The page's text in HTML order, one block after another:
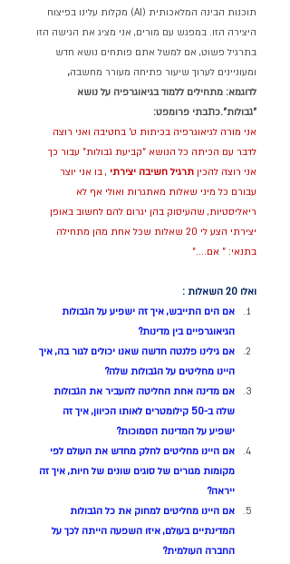
תוכנות הבינה המלאכותית (AI) מקלות עלינו בפיצוח
היצירה הזו. במפגש עם מורים, אני מציג את הגישה הזו
בתרגיל פשוט, אם למשל אתם פותחים נושא חדש
ומעוניינים לערוך שיעור פתיחה מעורר מחשבה,
לדוגמא: מתחילים ללמוד בגיאוגרפיה על נושא
"גבולות".כתבתי פרומפט:
אני מורה לגיאוגרפיה בכיתות ט' בחטיבה ואני רוצה
לדבר עם הכיתה כל הנושא "קביעת גבולות" עבור כך
אני רוצה להכין תרגיל חשיבה יצירתי , בו אני יוצר
עבורם כל מיני שאלות מאתגרות ואולי אף לא
ריאליסטיות, שהעיסוק בהן יגרום להם לחשוב באופן
יצירתי הצע לי 20 שאלות שכל אחת מהן מתחילה
בתנאי: " אם...."
ואלו 20 השאלות :
אם הים התייבש, איך זה ישפיע על הגבולות
הגיאוגרפיים בין מדינות?
אם גילינו פלנטה חדשה שאנו יכולים לגור בה, איך
היינו מחליטים על הגבולות שלה?
אם מדינה אחת החליטה להעביר את הגבולות
שלה ב-50 קילומטרים לאותו הכיוון, איך זה
ישפיע על המדינות הסמוכות?
אם היינו מחליטים לחלק מחדש את העולם לפי
מקומות מגורים של סוגים שונים של חיות, איך זה
ייראה?
אם היינו מחליטים למחוק את כל הגבולות
המדינתיים בעולם, איזו השפעה הייתה לכך על
החברה העולמית?